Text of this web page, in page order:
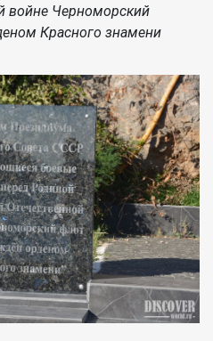
войне Черноморский
Красного знамени